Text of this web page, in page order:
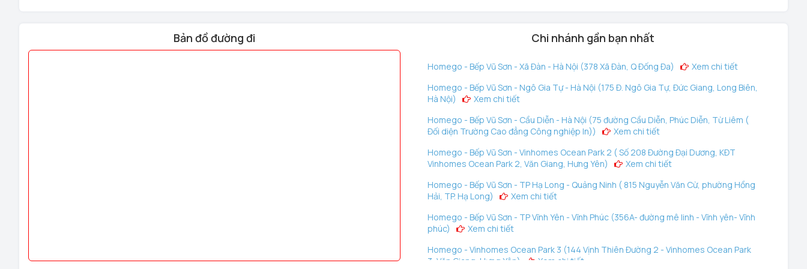
Bản đồ đường đi Chi nhánh gần bạn nhất
Homego - Bếp Vũ Sơn - Xã Đàn - Hà Nội (378 Xã Đàn, Q Đống Đa)
Xem chi tiết
Homego - Bếp Vũ Sơn - Ngô Gia Tự - Hà Nội (175 Đ. Ngô Gia Tự, Đức Giang, Long Biên,
Hà Nội)
Xem chi tiết
Homego - Bếp Vũ Sơn - Cầu Diễn - Hà Nội (75 đường Cầu Diễn, Phúc Diễn, Từ Liêm (
Đối diện Trường Cao đẳng Công nghiệp In))
Xem chi tiết
Homego - Bếp Vũ Sơn - Vinhomes Ocean Park 2 ( Số 208 Đường Đại Dương, KĐT
Vinhomes Ocean Park 2, Văn Giang, Hưng Yên)
Xem chi tiết
Homego - Bếp Vũ Sơn - TP Hạ Long - Quảng Ninh ( 815 Nguyễn Văn Cừ, phường Hồng
Hải, TP. Hạ Long)
Xem chi tiết
Homego - Bếp Vũ Sơn - TP Vĩnh Yên - Vĩnh Phúc (356A- đường mê linh - Vĩnh yên- Vĩnh
phúc)
Xem chi tiết
Homego - Vinhomes Ocean Park 3 (144 Vịnh Thiên Đường 2 - Vinhomes Ocean Park
3, Văn Giang, Hưng Yên)
Xem chi tiết